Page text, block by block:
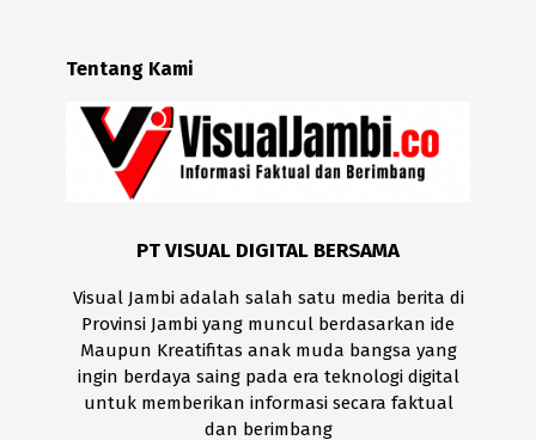
Tentang Kami
PT VISUAL DIGITAL BERSAMA
Visual Jambi adalah salah satu media berita di
Provinsi Jambi yang muncul berdasarkan ide
Maupun Kreatifitas anak muda bangsa yang
ingin berdaya saing pada era teknologi digital
untuk memberikan informasi secara faktual
dan berimbang